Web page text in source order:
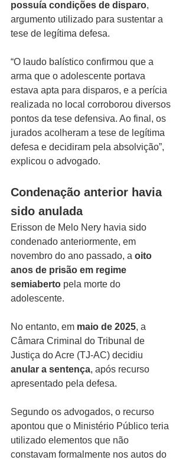
possuía condições de disparo,
argumento utilizado para sustentar a
tese de legítima defesa.
“O laudo balístico confirmou que a
arma que o adolescente portava
estava apta para disparos, e a perícia
realizada no local corroborou diversos
pontos da tese defensiva. Ao final, os
jurados acolheram a tese de legítima
defesa e decidiram pela absolvição”,
explicou o advogado.
Condenação anterior havia
sido anulada
Erisson de Melo Nery havia sido
condenado anteriormente, em
novembro do ano passado, a oito
anos de prisão em regime
semiaberto pela morte do
adolescente.
No entanto, em maio de 2025, a
Câmara Criminal do Tribunal de
Justiça do Acre (TJ-AC) decidiu
anular a sentença, após recurso
apresentado pela defesa.
Segundo os advogados, o recurso
apontou que o Ministério Público teria
utilizado elementos que não
constavam formalmente nos autos do